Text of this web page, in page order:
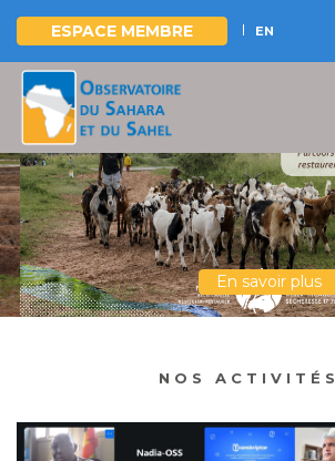
Aller
contenu
principal
ESPACE MEMBRE EN
En savoir plus
NOS ACTIVITÉS